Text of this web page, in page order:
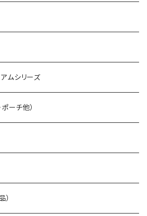
ムシリーズ
ーチ他）
）